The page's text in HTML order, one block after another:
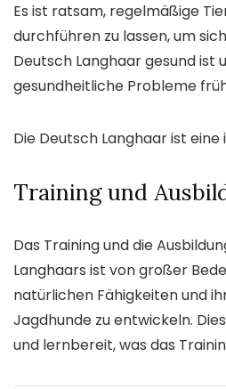
Es ist ratsam, regelmäßige
durchführen zu lassen, um
Deutsch Langhaar gesund ist
gesundheitliche Probleme
Die Deutsch Langhaar ist
Training und
Das Training und die
Langhaars ist von großer
natürlichen Fähigkeiten und
Jagdhunde zu entwickeln.
und lernbereit, was das